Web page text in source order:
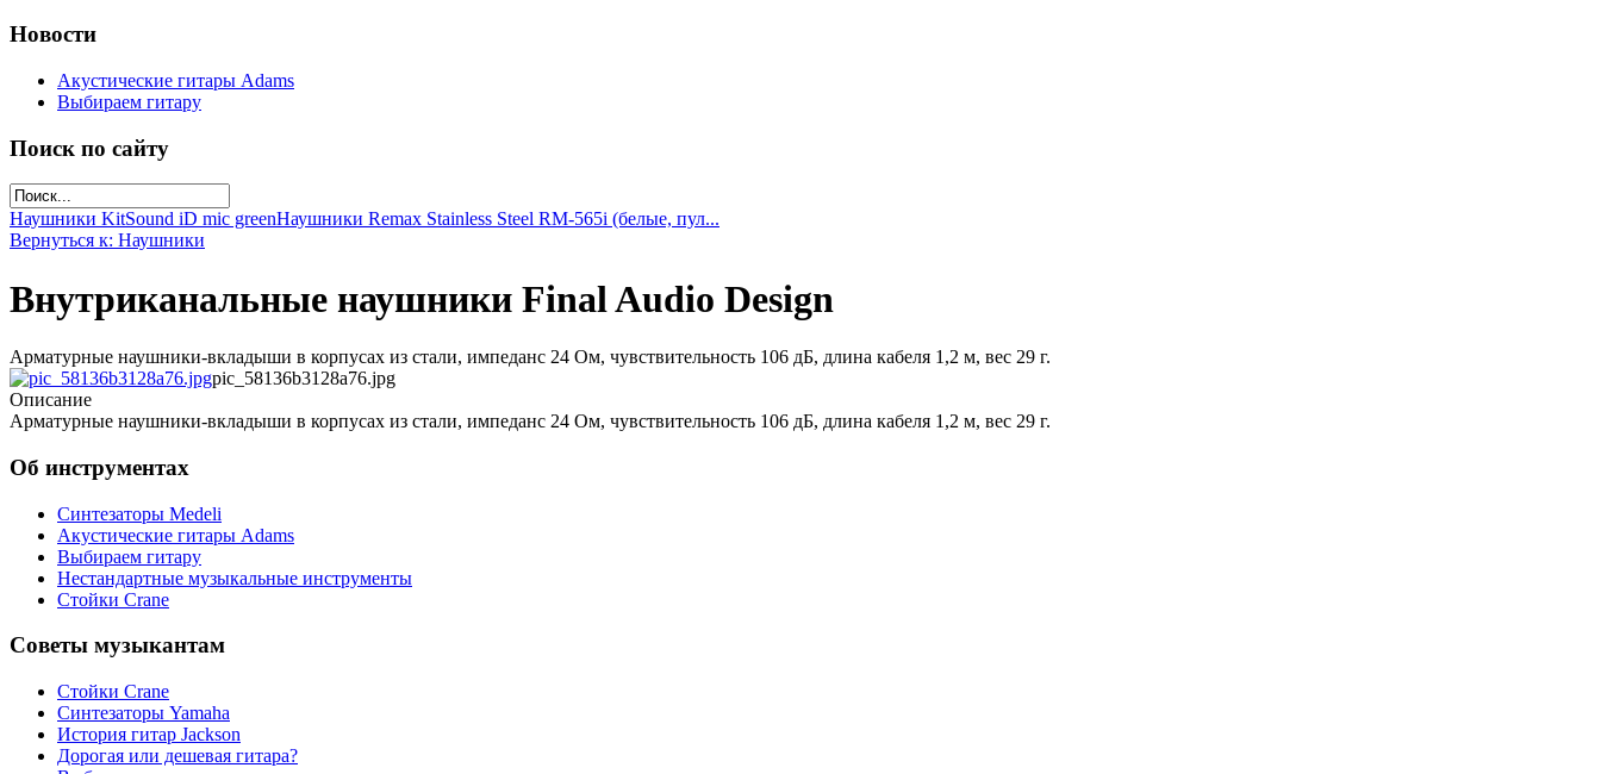
Новости
Акустические гитары Adams
Выбираем гитару
Поиск по сайту
Наушники KitSound iD mic greenНаушники Remax Stainless Steel RM-565i (белые, пул...
Вернуться к: Наушники
Внутриканальные наушники Final Audio Design
Арматурные наушники-вкладыши в корпусах из стали, импеданс 24 Ом, чувствительность 106 дБ, длина кабеля 1,2 м, вес 29 г.
pic_58136b3128a76.jpg
Описание
Арматурные наушники-вкладыши в корпусах из стали, импеданс 24 Ом, чувствительность 106 дБ, длина кабеля 1,2 м, вес 29 г.
Об инструментах
Синтезаторы Мedeli
Акустические гитары Adams
Выбираем гитару
Нестандартные музыкальные инструменты
Стойки Crane
Советы музыкантам
Стойки Crane
Синтезаторы Yamaha
История гитар Jackson
Дорогая или дешевая гитара?